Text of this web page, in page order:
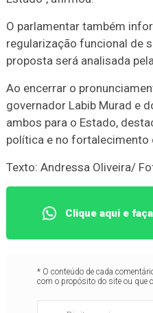
O parlamentar também
regularização funcional de
proposta será analisada
Ao encerrar o
governador Labib Murad e
ambos para o Estado,
política e no
Texto: Andressa Oliveira/
Clique aqui e
* O conteúdo de cada
com o propósito do site ou que